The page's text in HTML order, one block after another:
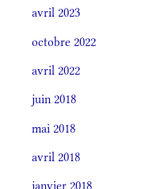
avril 2023
octobre 2022
avril 2022
juin 2018
mai 2018
avril 2018
janvier 2018